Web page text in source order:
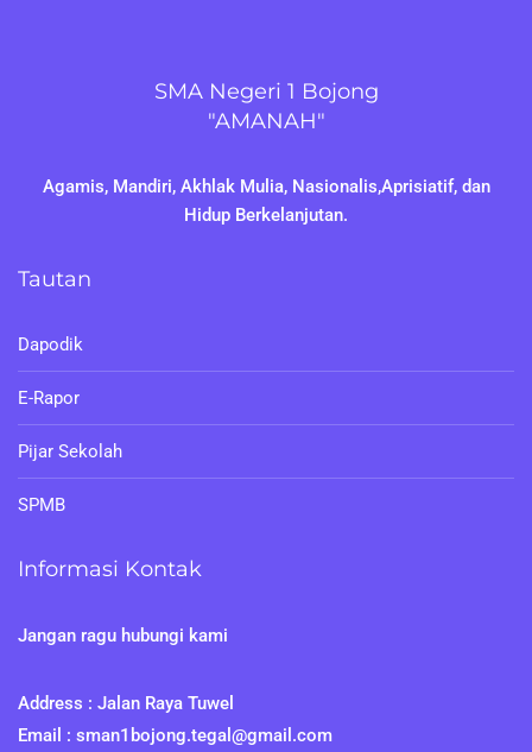
SMA Negeri 1 Bojong
"AMANAH"
Agamis, Mandiri, Akhlak Mulia, Nasionalis,Aprisiatif, dan
Hidup Berkelanjutan.
Tautan
Dapodik
E-Rapor
Pijar Sekolah
SPMB
Informasi Kontak
Jangan ragu hubungi kami
Address : Jalan Raya Tuwel
Email : sman1bojong.tegal@gmail.com